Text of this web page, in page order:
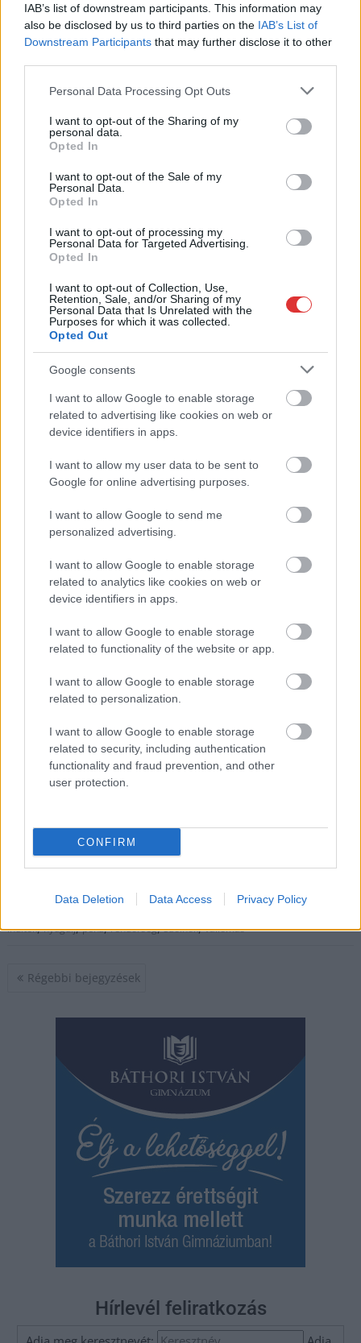
IAB’s list of downstream participants. This information may
also be disclosed by us to third parties on the IAB’s List of
Downstream Participants that may further disclose it to other
Please note that this website/app uses one or more Google
not limited to your visit or usage behaviour. You may click to
grant or deny consent to Google and its third-party tags to
use your data for below specified purposes in below Google
consent section.
Personal Data Processing Opt Outs
I want to opt-out of the Sharing of my
personal data.
Opted In
I want to opt-out of the Sale of my
Personal Data.
Opted In
I want to opt-out of processing my
Personal Data for Targeted Advertising.
Opted In
I want to opt-out of Collection, Use,
Retention, Sale, and/or Sharing of my
Personal Data that Is Unrelated with the
Purposes for which it was collected.
Opted Out
Google consents
I want to allow Google to enable storage
related to advertising like cookies on web or
device identifiers in apps.
I want to allow my user data to be sent to
Google for online advertising purposes.
I want to allow Google to send me
personalized advertising.
I want to allow Google to enable storage
related to analytics like cookies on web or
device identifiers in apps.
I want to allow Google to enable storage
related to functionality of the website or app.
I want to allow Google to enable storage
related to personalization.
I want to allow Google to enable storage
related to security, including authentication
functionality and fraud prevention, and other
user protection.
CONFIRM
Data Deletion Data Access Privacy Policy
utcáját: a 79 éves K.
Jánost saját
otthonában ölte meg
egy jól ismert férfi, aki vélhetően a nyugdíjas által otthon
tartott készpénzre utazott.
TOVÁBB OLVASOM
Volt élettársa fia végezhetett az idős szolnoki
2026.02.19. Fazekas Adrián
egy 46 éves abonyi
férfi ölte meg korábbi
Szolnokon, miután
magánéleti vitába
keveredtek az áldozat
otthonában. A támadó
brutális kegyetlenséggel végzett a 79 éves nyugdíjassal, majd
TOVÁBB OLVASOM
, gyilkosság , , támadás
A pénze miatt ölhették meg a szolnoki bácsit
2026.02.18. szol24.hu
A szolnoki kertváros
nyugalmát
bűncselekmény törte
beszámoltunk a
Szol24-en. Egy egyedül
élő, 79 éves férfit a saját otthonában gyilkoltak meg. A sajtó
többször is büszkélkedett környezetének.
TOVÁBB OLVASOM
bácsi , bűncselekmény erőszak, gyilkosság
indíték,nyugdíj,pénz,rendőrség,Szolnok,vallomás
Bejegyzés
Régebbi bejegyzések
Hírlevél feliratkozás